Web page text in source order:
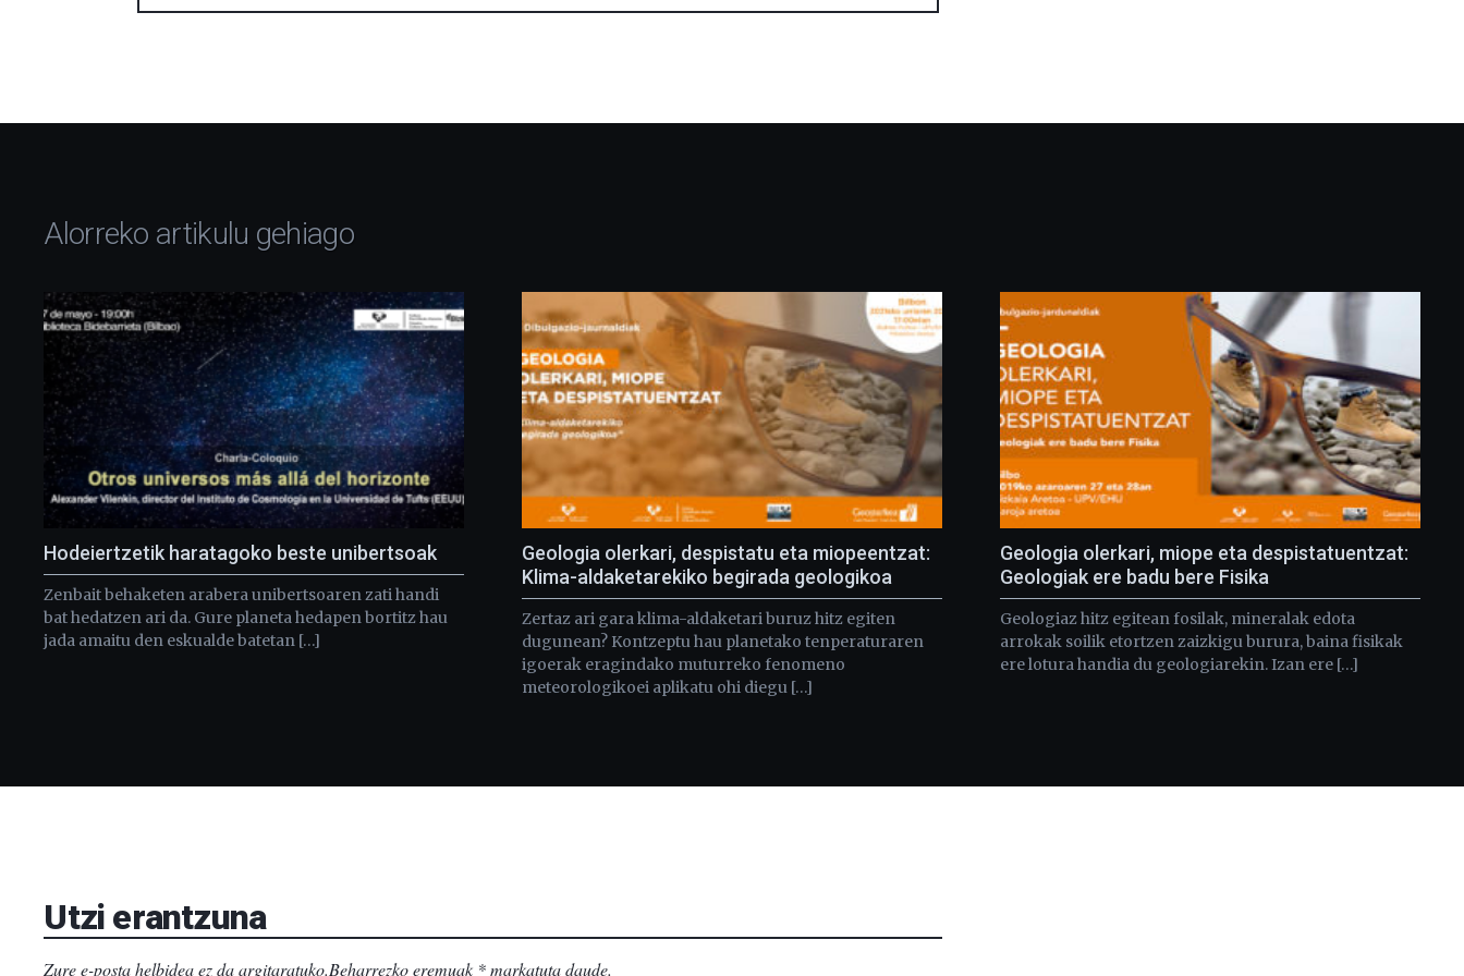
Alorreko artikulu gehiago
Hodeiertzetik haratagoko beste unibertsoak
Zenbait behaketen arabera unibertsoaren zati handi
bat hedatzen ari da. Gure planeta hedapen bortitz hau
jada amaitu den eskualde batetan […]
Geologia olerkari, despistatu eta miopeentzat:
Klima-aldaketarekiko begirada geologikoa
Zertaz ari gara klima-aldaketari buruz hitz egiten
dugunean? Kontzeptu hau planetako tenperaturaren
igoerak eragindako muturreko fenomeno
meteorologikoei aplikatu ohi diegu […]
Geologia olerkari, miope eta despistatuentzat:
Geologiak ere badu bere Fisika
Geologiaz hitz egitean fosilak, mineralak edota
arrokak soilik etortzen zaizkigu burura, baina fisikak
ere lotura handia du geologiarekin. Izan ere […]
Utzi erantzuna
Zure e-posta helbidea ez da argitaratuko.Beharrezko eremuak *markatuta daude.